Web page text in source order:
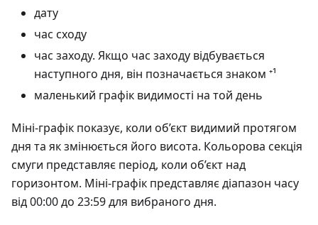
дату
час сходу
час заходу. Якщо час заходу відбувається
наступного дня, він позначається знаком ⁺¹
маленький графік видимості на той день
Міні-графік показує, коли об’єкт видимий протягом
дня та як змінюється його висота. Кольорова секція
смуги представляє період, коли об’єкт над
горизонтом. Міні-графік представляє діапазон часу
від 00:00 до 23:59 для вибраного дня.